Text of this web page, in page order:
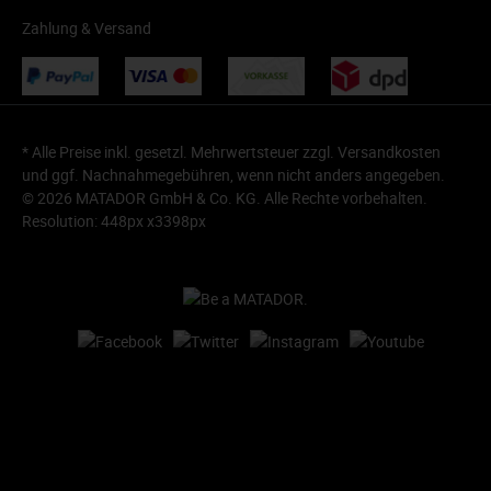
Zahlung & Versand
* Alle Preise inkl. gesetzl. Mehrwertsteuer zzgl. Versandkosten
und ggf. Nachnahmegebühren, wenn nicht anders angegeben.
© 2026 MATADOR GmbH & Co. KG. Alle Rechte vorbehalten.
Resolution: 448px x3398px